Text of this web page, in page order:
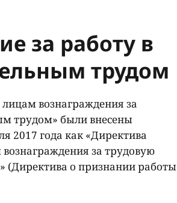
за работу в
трудом
вознаграждения за
трудом» были внесены
2017 года как «Директива
за трудовую
(Директива о признании работы